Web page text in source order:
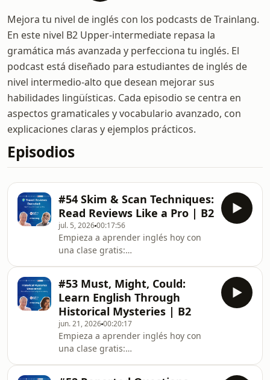
Mejora tu nivel de inglés con los podcasts de Trainlang.
En este nivel B2 Upper-intermediate repasa la
gramática más avanzada y perfecciona tu inglés. El
podcast está diseñado para estudiantes de inglés de
nivel intermedio-alto que desean mejorar sus
habilidades lingüísticas. Cada episodio se centra en
aspectos gramaticales y vocabulario avanzado, con
explicaciones claras y ejemplos prácticos.
Episodios
#54 Skim & Scan Techniques:
Read Reviews Like a Pro | B2
jul. 5, 202600:17:56
Empieza a aprender inglés hoy con
una clase gratis:
| Read Reviews Efficiently | Podcast
B2 Aprende a skimming y scanning
para leer reseñas de hoteles y
restaurantes como un profesional.
Descubre cómo identificar
rápidamente la opinión general y
encontrar los detalles importantes:
precios
#53 Must, Might, Could:
Learn English Through
Historical Mysteries | B2
jun. 21, 202600:20:17
Empieza a aprender inglés hoy con
una clase gratis: